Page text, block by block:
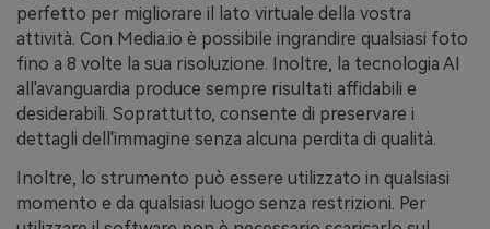
perfetto per migliorare il lato virtuale della vostra
attività. Con Media.io è possibile ingrandire qualsiasi foto
fino a 8 volte la sua risoluzione. Inoltre, la tecnologia AI
all'avanguardia produce sempre risultati affidabili e
desiderabili. Soprattutto, consente di preservare i
dettagli dell'immagine senza alcuna perdita di qualità.
Inoltre, lo strumento può essere utilizzato in qualsiasi
momento e da qualsiasi luogo senza restrizioni. Per